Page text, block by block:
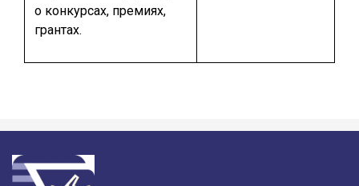
о конкурсах, премиях,
грантах.